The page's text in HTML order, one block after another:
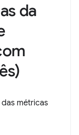
da
métricas